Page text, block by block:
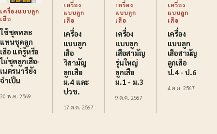
เครื่องแบบลูก
เสือ
ใช้ชุดพละ
แทนชุดลูก
เสือ แต่รู้หรือ
ไม่ชุดลูกเสือ-
เนตรนารียัง
จำเป็น
30 พ.ค. 2569
เครื่อง
แบบลูก
เสือ
เครื่อง
แบบลูก
เสือ
วิสามัญ
ลูกเสือ
ม.4 และ
ปวช.
17 ต.ค. 2567
เครื่อง
แบบลูก
เสือ
เครื่อง
แบบลูก
เสือสามัญ
รุ่นใหญ่
ลูกเสือ
ม.1 - ม.3
9 ต.ค. 2567
เครื่อง
แบบลูก
เสือ
เครื่อง
แบบลูก
เสือสามัญ
ลูกเสือ
ป.4 - ป.6
4 ต.ค. 2567